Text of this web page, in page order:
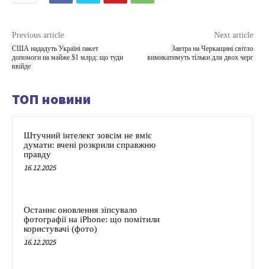
Previous article
США нададуть Україні пакет
допомоги на майже $1 млрд: що туди
ввійде
Next article
Завтра на Черкащині світло
вимикатимуть тільки для двох черг
ТОП новини
Штучний інтелект зовсім не вміє
думати: вчені розкрили справжню
правду
16.12.2025
Останнє оновлення зіпсувало
фотографії на iPhone: що помітили
користувачі (фото)
16.12.2025